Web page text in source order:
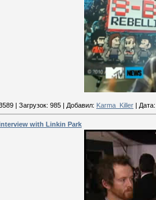
| Загрузок: 985 | Добавил: Karma_Killer | Дата:
with Linkin Park